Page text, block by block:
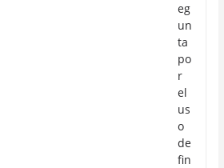
eg
un
ta
po
r
el
us
o
de
fin